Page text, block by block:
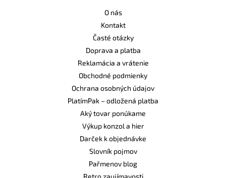
O nás
Kontakt
Časté otázky
Doprava a platba
Reklamácia a vrátenie
Obchodné podmienky
Ochrana osobných údajov
PlatímPak – odložená platba
Aký tovar ponúkame
Výkup konzol a hier
Darček k objednávke
Slovník pojmov
Pařmenov blog